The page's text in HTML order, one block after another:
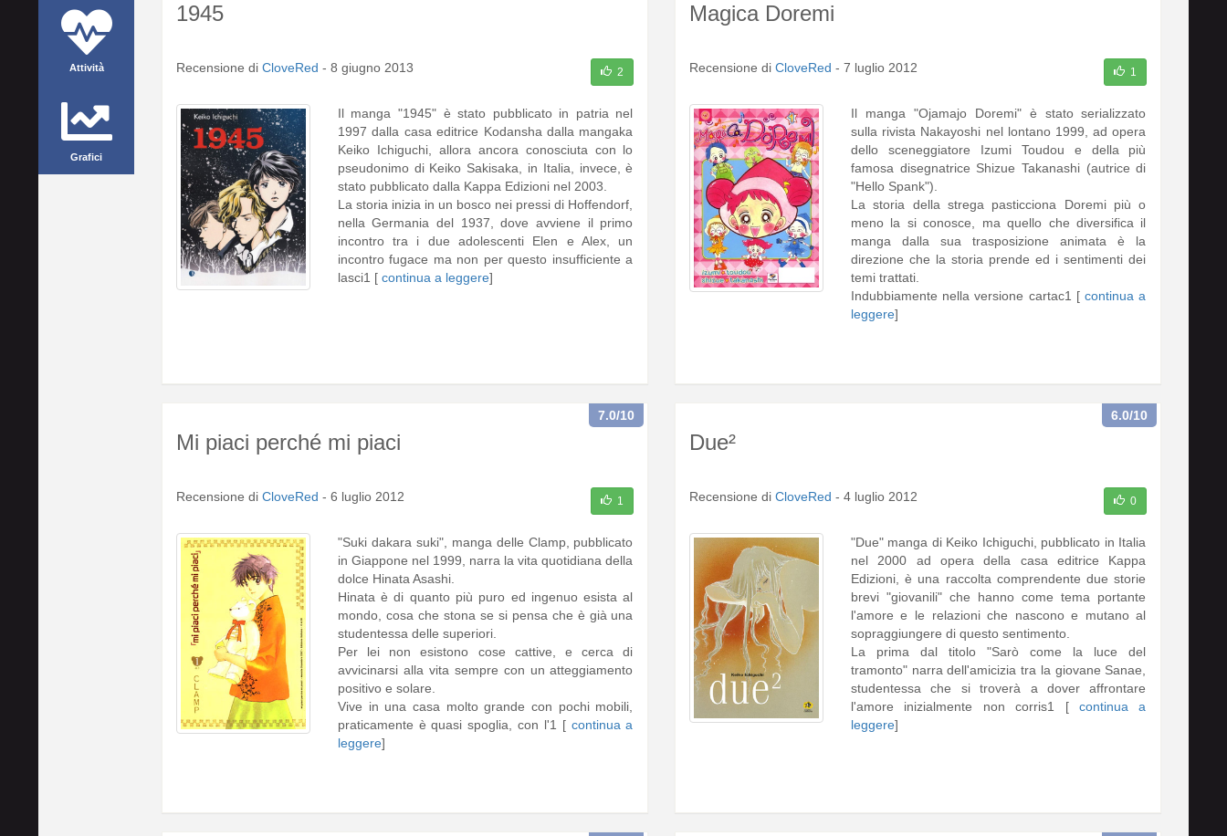
Attività
Grafici
1945
Recensione di CloveRed - 8 giugno 2013 2
Il manga "1945" è stato pubblicato in patria nel
1997 dalla casa editrice Kodansha dalla mangaka
Keiko Ichiguchi, allora ancora conosciuta con lo
pseudonimo di Keiko Sakisaka, in Italia, invece, è
stato pubblicato dalla Kappa Edizioni nel 2003.
La storia inizia in un bosco nei pressi di Hoffendorf,
nella Germania del 1937, dove avviene il primo
incontro tra i due adolescenti Elen e Alex, un
incontro fugace ma non per questo insufficiente a
lasci1 [ continua a leggere]
Magica Doremi
Recensione di CloveRed - 7 luglio 2012 1
Il manga "Ojamajo Doremi" è stato serializzato
sulla rivista Nakayoshi nel lontano 1999, ad opera
dello sceneggiatore Izumi Toudou e della più
famosa disegnatrice Shizue Takanashi (autrice di
"Hello Spank").
La storia della strega pasticciona Doremi più o
meno la si conosce, ma quello che diversifica il
manga dalla sua trasposizione animata è la
direzione che la storia prende ed i sentimenti dei
temi trattati.
Indubbiamente nella versione cartac1 [continua a
leggere]
Mi piaci perché mi piaci
7.0/10
Recensione di CloveRed - 6 luglio 2012 1
"Suki dakara suki", manga delle Clamp, pubblicato
in Giappone nel 1999, narra la vita quotidiana della
dolce Hinata Asashi.
Hinata è di quanto più puro ed ingenuo esista al
mondo, cosa che stona se si pensa che è già una
studentessa delle superiori.
Per lei non esistono cose cattive, e cerca di
avvicinarsi alla vita sempre con un atteggiamento
positivo e solare.
Vive in una casa molto grande con pochi mobili,
praticamente è quasi spoglia, con l'1 [ continua a
leggere]
Due²
6.0/10
Recensione di CloveRed - 4 luglio 2012 0
"Due" manga di Keiko Ichiguchi, pubblicato in Italia
nel 2000 ad opera della casa editrice Kappa
Edizioni, è una raccolta comprendente due storie
brevi "giovanili" che hanno come tema portante
l'amore e le relazioni che nascono e mutano al
sopraggiungere di questo sentimento.
La prima dal titolo "Sarò come la luce del
tramonto" narra dell'amicizia tra la giovane Sanae,
studentessa che si troverà a dover affrontare
l'amore inizialmente non corris1 [continua a
leggere]